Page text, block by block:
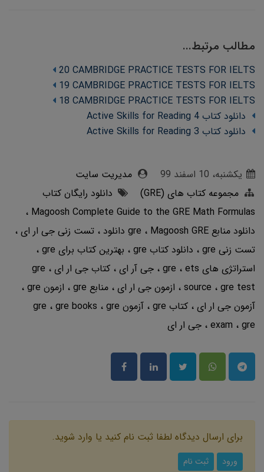
مطالب مرتبط...
20 CAMBRIDGE PRACTICE TESTS FOR IELTS
19 CAMBRIDGE PRACTICE TESTS FOR IELTS
18 CAMBRIDGE PRACTICE TESTS FOR IELTS
دانلود کتاب Active Skills for Reading 4
دانلود کتاب Active Skills for Reading 3
یکشنبه، 10 اسفند 99
مدیریت سایت
مجموعه کتاب های (GRE)
دانلود رایگان کتاب
Magoosh Complete Guide to the GRE Math Formulas
دانلود منابع gre Magoosh GRE دانلود
تست زنی جی ار ای
تست زنی gre
دانلود کتاب gre
بهترین کتاب برای gre
استراتژی های gre ets جی آر ای کتاب جی ار ای
gre
source
gre test ازمون جی ار ای منابع gre
ازمون gre
آزمون جی ار ای کتاب gre آزمون gre gre books
gre
exam
gre جی ار ای
برای ارسال دیدگاه لطفا ثبت نام کنید یا وارد شوید.
ورود ثبت نام